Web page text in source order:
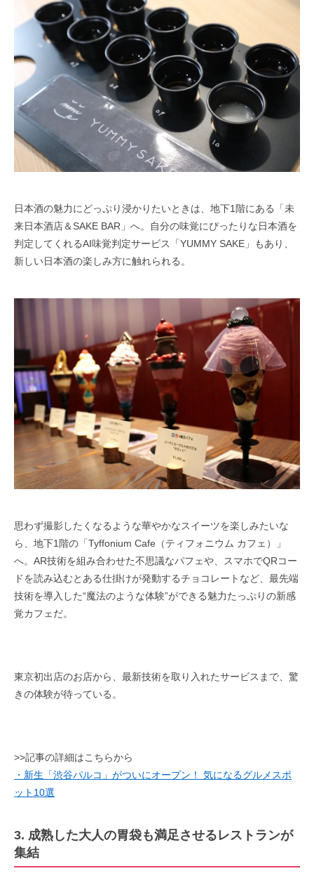
日本酒の魅力にどっぷり浸かりたいときは、地下1階にある「未
来日本酒店＆SAKE BAR」へ。自分の味覚にぴったりな日本酒を
判定してくれるAI味覚判定サービス「YUMMY SAKE」もあり、
新しい日本酒の楽しみ方に触れられる。
思わず撮影したくなるような華やかなスイーツを楽しみたいな
ら、地下1階の「Tyffonium Cafe（ティフォニウム カフェ）」
へ。AR技術を組み合わせた不思議なパフェや、スマホでQRコー
ドを読み込むとある仕掛けが発動するチョコレートなど、最先端
技術を導入した“魔法のような体験”ができる魅力たっぷりの新感
覚カフェだ。
東京初出店のお店から、最新技術を取り入れたサービスまで、驚
きの体験が待っている。
>>記事の詳細はこちらから
・新生「渋谷パルコ」がついにオープン！ 気になるグルメスポ
ット10選
3. 成熟した大人の胃袋も満足させるレストランが
集結